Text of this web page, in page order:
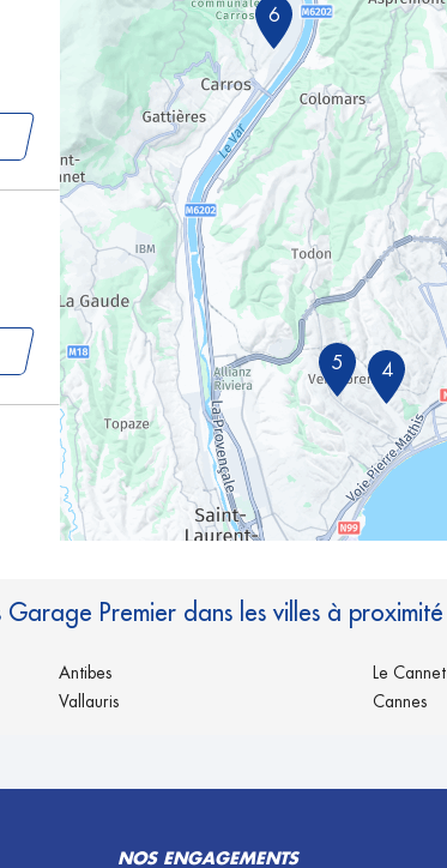
6
5 4
Garage Premier dans les villes à proximité
Antibes
Vallauris
Le Cannet
Cannes
NOS ENGAGEMENTS